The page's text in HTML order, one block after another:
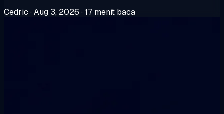
Cedric ·Aug 3, 2026 ·17 menit baca